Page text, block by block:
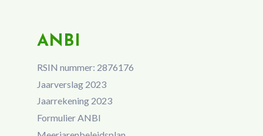
ANBI
RSIN nummer: 2876176
Jaarverslag 2023
Jaarrekening 2023
Formulier ANBI